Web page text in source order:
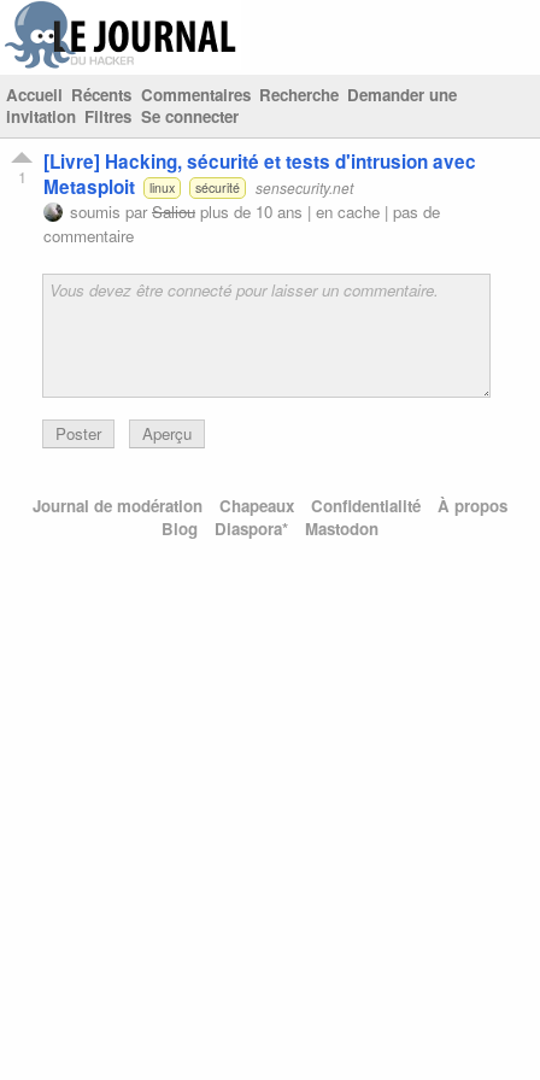
Accueil Récents Commentaires Recherche Demander une
invitation Filtres Se connecter
1
[Livre] Hacking, sécurité et tests d'intrusion avec
Metasploit
linux sécurité sensecurity.net
soumis parSaliou plus de 10 ans | en cache | pas de
commentaire
Poster Aperçu
Journal de modération Chapeaux Confidentialité
À propos
Blog
Diaspora* Mastodon